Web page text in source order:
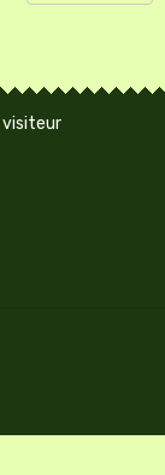
visiteur